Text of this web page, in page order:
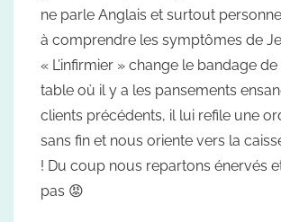
ne parle Anglais et surtout
à comprendre les symptômes de
« L’infirmier » change le bandage
table où il y a les pansements
clients précédents, il lui refile une
sans fin et nous oriente vers la
! Du coup nous repartons énervés
pas 😡